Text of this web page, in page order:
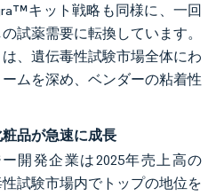
キット戦略も同様に、一回
試薬需要に転換しています。
、遺伝毒性試験市場全体にわ
ムを深め、ベンダーの粘着性
品が急速に成長
開発企業は2025年売上高の
試験市場内でトップの地位を